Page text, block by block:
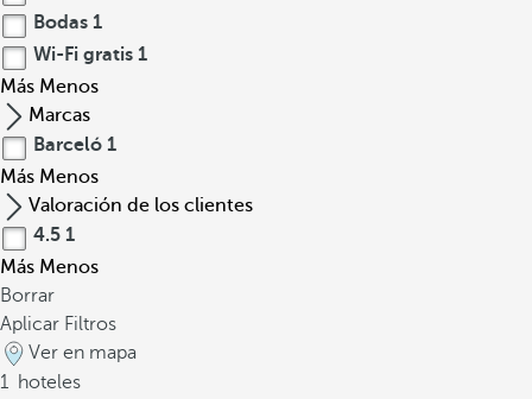
Bodas 1
Wi-Fi gratis 1
Más Menos
Marcas
Barceló 1
Más Menos
Valoración de los clientes
4.5 1
Más Menos
Borrar
Aplicar Filtros
Ver en mapa
1 hoteles